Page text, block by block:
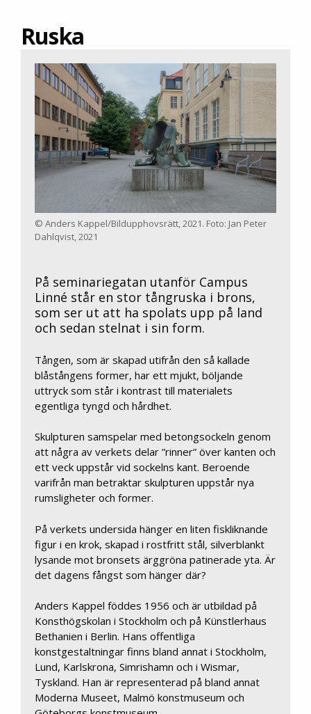
Ruska
© Anders Kappel/Bildupphovsrätt, 2021. Foto: Jan Peter
Dahlqvist, 2021
På seminariegatan utanför Campus
Linné står en stor tångruska i brons,
som ser ut att ha spolats upp på land
och sedan stelnat i sin form.
Tången, som är skapad utifrån den så kallade
blåstångens former, har ett mjukt, böljande
uttryck som står i kontrast till materialets
egentliga tyngd och hårdhet.
Skulpturen samspelar med betongsockeln genom
att några av verkets delar ”rinner” över kanten och
ett veck uppstår vid sockelns kant. Beroende
varifrån man betraktar skulpturen uppstår nya
rumsligheter och former.
På verkets undersida hänger en liten fiskliknande
figur i en krok, skapad i rostfritt stål, silverblankt
lysande mot bronsets ärggröna patinerade yta. Är
det dagens fångst som hänger där?
Anders Kappel föddes 1956 och är utbildad på
Konsthögskolan i Stockholm och på Künstlerhaus
Bethanien i Berlin. Hans offentliga
konstgestaltningar finns bland annat i Stockholm,
Lund, Karlskrona, Simrishamn och i Wismar,
Tyskland. Han är representerad på bland annat
Moderna Museet, Malmö konstmuseum och